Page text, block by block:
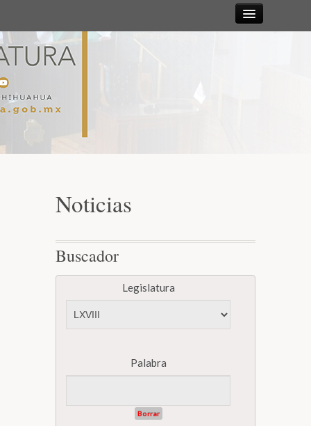
Mesa Directiva y Diputación Permanente
Junta de Coordinación Política
Comisiones
Transparencia
Noticias
Buscador
Legislatura
Palabra
Borrar